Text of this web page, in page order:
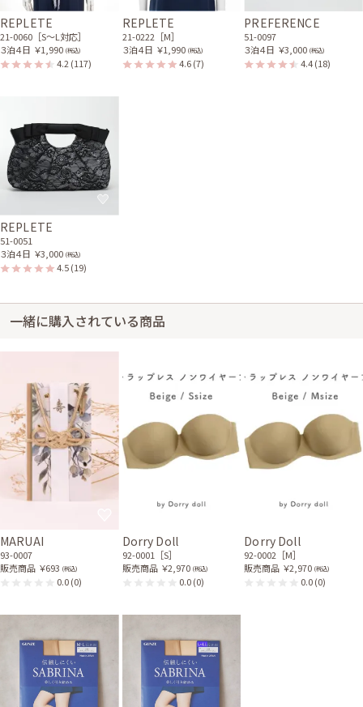
した。 肩にフリルのある商品なので、フリルにシワができないようにたた
んだ方が良いと思います。 吊るしてもシワが取れません。 商品写真のよう
なフリルをイメージしていたので、正直がっかりしました。
ワンピの魔法からのご返信
【対応済み】フリルを補修いたしました。ご迷惑をおかけし申し訳ありま
レンタル/購入した商品
ブラックの背中レースの半
袖ボレロ
21-0187
REPLETE
21-0060［S〜L対応］
３泊４日 ￥1,990 (税込)
4.2 (117)
REPLETE
21-0222［M］
３泊４日 ￥1,990 (税込)
4.6(7)
PREFERENCE
51-0097
３泊４日 ￥3,000 (税込)
4.4(18)
REPLETE
51-0051
３泊４日 ￥3,000 (税込)
4.5(19)
一緒に購入されている商品
MARUAI
93-0007
販売商品 ￥693 (税込)
0.0(0)
Dorry Doll
92-0001［S］
販売商品 ￥2,970 (税込)
0.0(0)
Dorry Doll
92-0002［M］
販売商品 ￥2,970 (税込)
0.0(0)